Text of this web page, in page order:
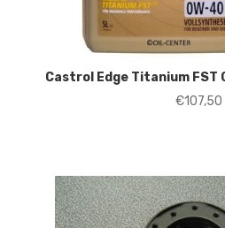
Castrol Edge Titanium FST
€107,50